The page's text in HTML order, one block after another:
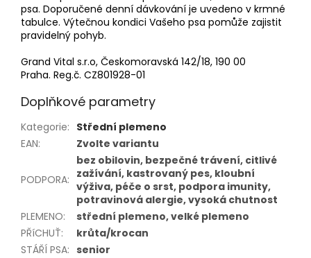
psa. Doporučené denní dávkování je uvedeno v krmné
tabulce. Výtečnou kondici Vašeho psa pomůže zajistit
pravidelný pohyb.
Grand Vital s.r.o, Českomoravská 142/18, 190 00
Praha. Reg.č. CZ801928-01
Doplňkové parametry
Kategorie: Střední plemeno
EAN: Zvolte variantu
PODPORA:
bez obilovin, bezpečné trávení, citlivé
zažívání, kastrovaný pes, kloubní
výživa, péče o srst, podpora imunity,
potravinová alergie, vysoká chutnost
PLEMENO:
střední plemeno, velké plemeno
PŘíCHUŤ:
krůta/krocan
STÁŘÍ PSA: senior